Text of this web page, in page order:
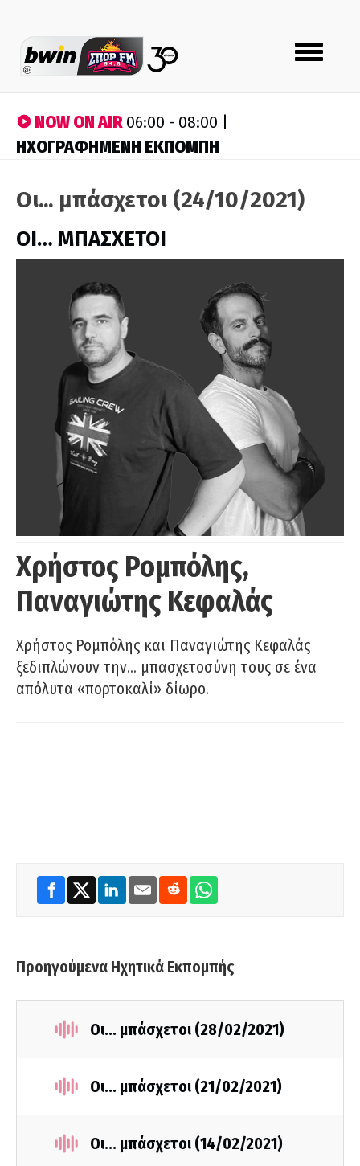
Toggle
navigation
NOW ON AIR06:00 - 08:00 |
ΗΧΟΓΡΑΦΗΜΕΝΗ ΕΚΠΟΜΠΗ
Οι... μπάσχετοι (24/10/2021)
ΟΙ… ΜΠΑΣΧΕΤΟΙ
Χρήστος Ρομπόλης,
Παναγιώτης Κεφαλάς
Χρήστος Ρομπόλης και Παναγιώτης Κεφαλάς
ξεδιπλώνουν την… μπασχετοσύνη τους σε ένα
απόλυτα «πορτοκαλί» δίωρο.
Προηγούμενα Ηχητικά Εκπομπής
Οι... μπάσχετοι (28/02/2021)
Οι... μπάσχετοι (21/02/2021)
Οι... μπάσχετοι (14/02/2021)